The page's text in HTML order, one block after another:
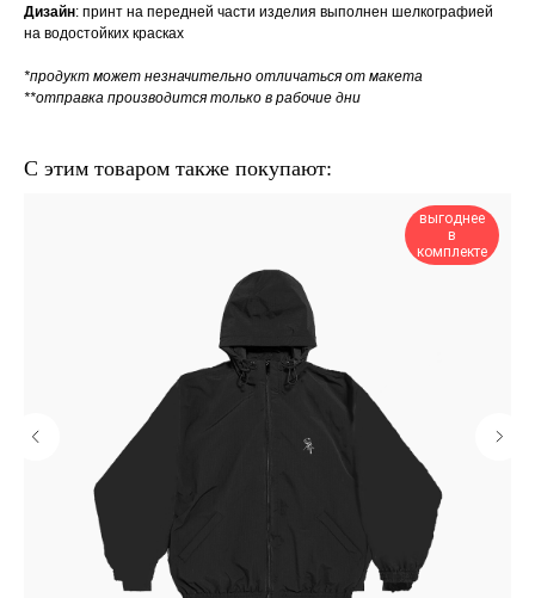
Дизайн: принт на передней части изделия выполнен шелкографией
на водостойких красках
*продукт может незначительно отличаться от макета
**отправка производится только в рабочие дни
С этим товаром также покупают:
выгоднее
в
комплекте